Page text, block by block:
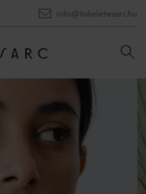
info@tokeletesarc.hu